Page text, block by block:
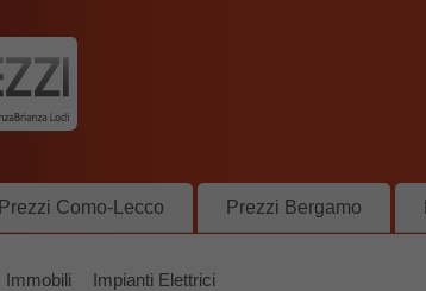
Prezzi Como-Lecco Prezzi Bergamo
Immobili Impianti Elettrici